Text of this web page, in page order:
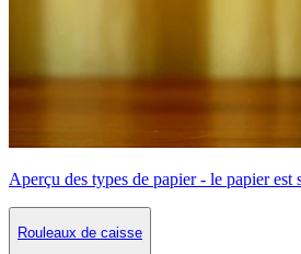
Aperçu des types de papier - le papier est
Rouleaux de caisse